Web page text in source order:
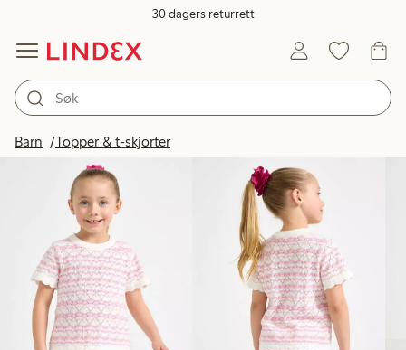
30 dagers returrett
Barn Topper & t-skjorter